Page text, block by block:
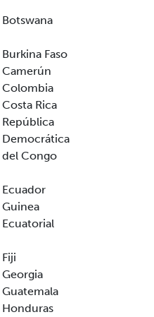
Botswana
Burkina Faso
Camerún
Colombia
Costa Rica
República
Democrática
del Congo
Ecuador
Guinea
Ecuatorial
Fiji
Georgia
Guatemala
Honduras